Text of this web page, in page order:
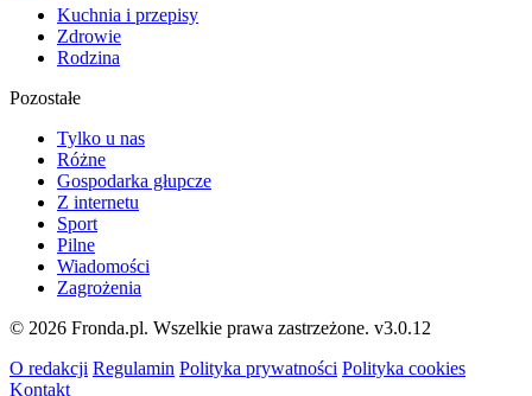
Kuchnia i przepisy
Zdrowie
Rodzina
Pozostałe
Tylko u nas
Różne
Gospodarka głupcze
Z internetu
Sport
Pilne
Wiadomości
Zagrożenia
© 2026 Fronda.pl. Wszelkie prawa zastrzeżone. v3.0.12
O redakcji Regulamin Polityka prywatności Polityka cookies
Kontakt